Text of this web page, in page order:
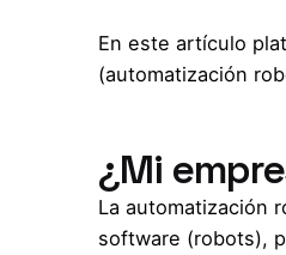
En este artículo
(automatización
¿Mi
La automatización
software (robots),